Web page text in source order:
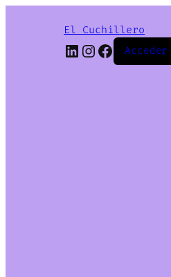
El Cuchillero
LinkedIn
Instagram
Facebook
Acceder